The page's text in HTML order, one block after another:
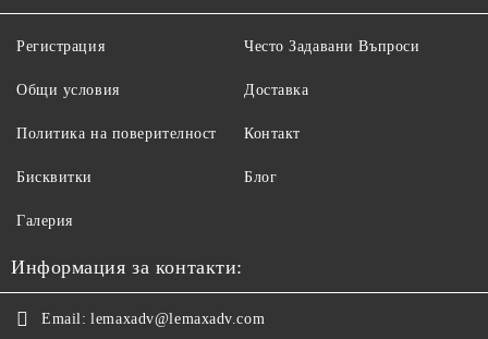
Регистрация
Общи условия
Политика на поверителност
Бисквитки
Често Задавани Въпроси
Доставка
Контакт
Блог
Галерия
Информация за контакти:
Email: lemaxadv@lemaxadv.com